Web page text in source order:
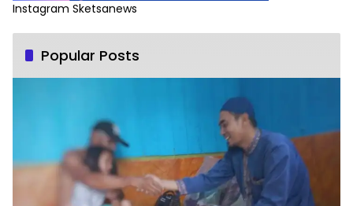
Instagram Sketsanews
Popular Posts